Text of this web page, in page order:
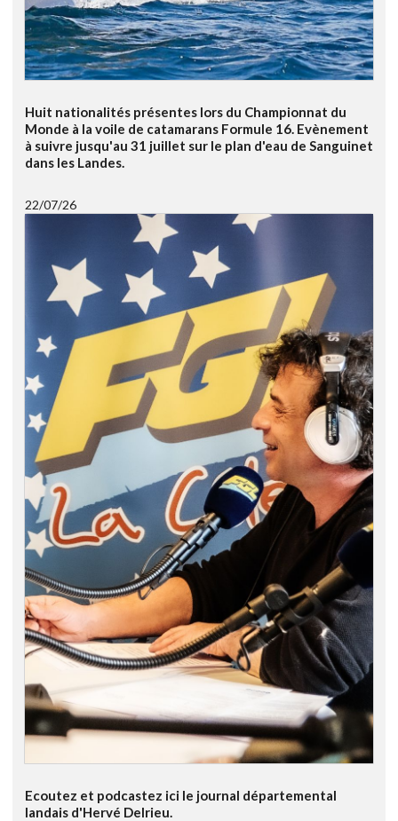
Huit nationalités présentes lors du Championnat du
Monde à la voile de catamarans Formule 16. Evènement
à suivre jusqu'au 31 juillet sur le plan d'eau de Sanguinet
dans les Landes.
22/07/26
Ecoutez et podcastez ici le journal départemental
landais d'Hervé Delrieu.